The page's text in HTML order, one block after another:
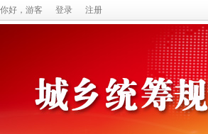
你好，游客 登录 注册